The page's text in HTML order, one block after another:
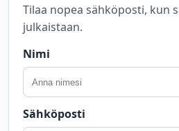
Tilaa nopea sähköposti, kun
julkaistaan.
Nimi
Sähköposti